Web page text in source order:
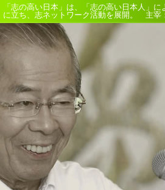
「志の高い日本」は、「志の高い日本人」
に立ち、志ネットワーク活動を展開。 主宰